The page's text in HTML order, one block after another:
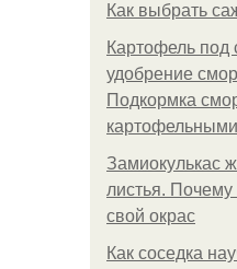
Как выбрать
Картофель под
удобрение
Подкормка
Замиокулькас
листья.
свой окрас
Как соседка